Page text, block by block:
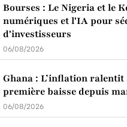
Bourses : Le Nigeria et le
numériques et l'IA pour
d'investisseurs
06/08/2026
Ghana : L’inflation ralentit
première baisse depuis
06/08/2026